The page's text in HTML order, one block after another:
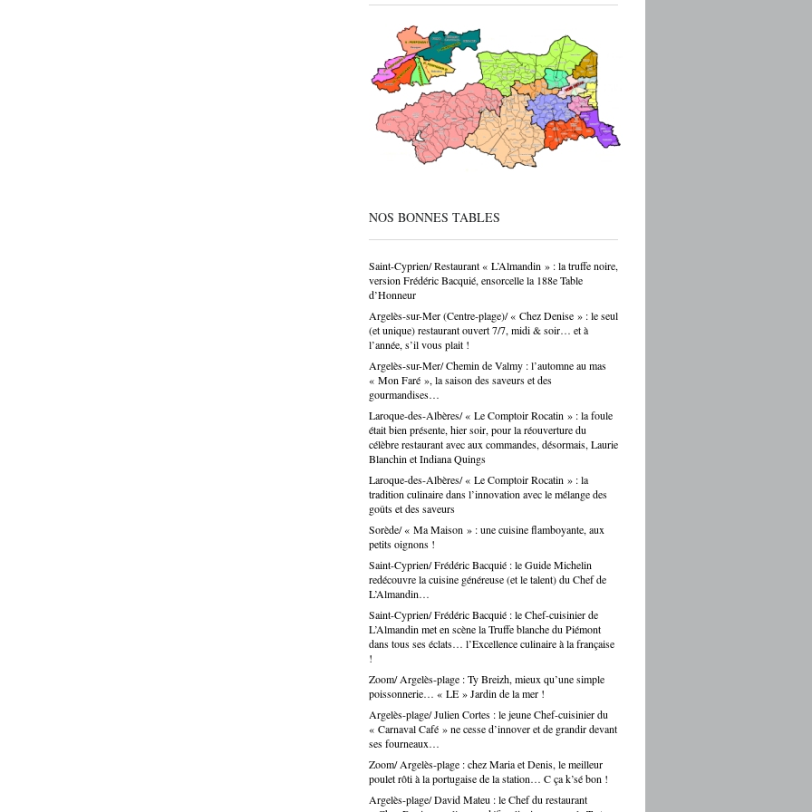
CAP, avec de vraies perspectives de carrière et
même de reprise d’entreprise. Mais le regard de la
société sur ces formations reste parfois
condescendant — et ça, franchement, c’est être
déconnecté de la réalité. Choisir un CAP de
pâtissier ou de carrossier, c’est choisir un métier,
un savoir-faire, une indépendance possible. Ce
n’est pas un choix par défaut. C’est souvent un
choix par passion. Et là, Cécile Hernandez nous
donne une belle leçon : la passion et
NOS BONNES TABLES
Saint-Cyprien/ Restaurant « L’Almandin » : la truffe noire,
version Frédéric Bacquié, ensorcelle la 188e Table
d’Honneur
Argelès-sur-Mer (Centre-plage)/ « Chez Denise » : le seul
(et unique) restaurant ouvert 7/7, midi & soir… et à
l’année, s’il vous plait !
Argelès-sur-Mer/ Chemin de Valmy : l’automne au mas
« Mon Faré », la saison des saveurs et des
gourmandises…
Laroque-des-Albères/ « Le Comptoir Rocatin » : la foule
était bien présente, hier soir, pour la réouverture du
célèbre restaurant avec aux commandes, désormais, Laurie
Blanchin et Indiana Quings
Laroque-des-Albères/ « Le Comptoir Rocatin » : la
tradition culinaire dans l’innovation avec le mélange des
goûts et des saveurs
Sorède/ « Ma Maison » : une cuisine flamboyante, aux
petits oignons !
Saint-Cyprien/ Frédéric Bacquié : le Guide Michelin
redécouvre la cuisine généreuse (et le talent) du Chef de
L’Almandin…
Saint-Cyprien/ Frédéric Bacquié : le Chef-cuisinier de
L’Almandin met en scène la Truffe blanche du Piémont
dans tous ses éclats… l’Excellence culinaire à la française
!
Zoom/ Argelès-plage : Ty Breizh, mieux qu’une simple
poissonnerie… « LE » Jardin de la mer !
Argelès-plage/ Julien Cortes : le jeune Chef-cuisinier du
« Carnaval Café » ne cesse d’innover et de grandir devant
ses fourneaux…
Zoom/ Argelès-plage : chez Maria et Denis, le meilleur
poulet rôti à la portugaise de la station… C ça k’sé bon !
Argelès-plage/ David Mateu : le Chef du restaurant